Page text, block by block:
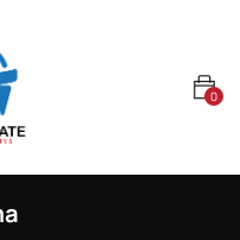
0